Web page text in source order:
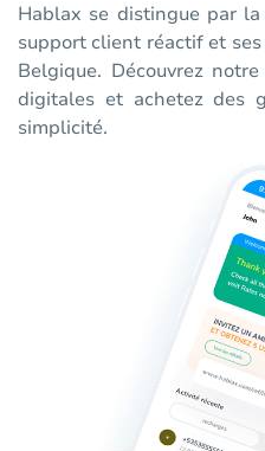
Hablax se distingue par
support client réactif et
Belgique. Découvrez
digitales et achetez des
simplicité.